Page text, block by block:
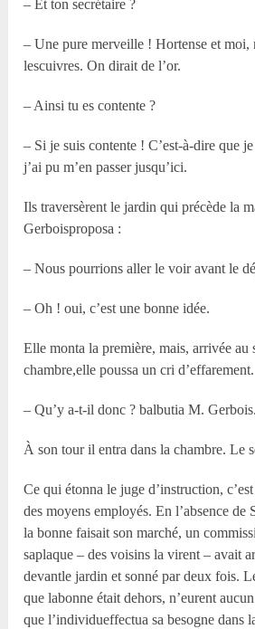
– Et ton secrétaire ?
– Une pure merveille ! Hortense et moi,
lescuivres. On dirait de l’or.
– Ainsi tu es contente ?
– Si je suis contente ! C’est-à-dire que
j’ai pu m’en passer jusqu’ici.
Ils traversèrent le jardin qui précède la
Gerboisproposa :
– Nous pourrions aller le voir avant le
– Oh ! oui, c’est une bonne idée.
Elle monta la première, mais, arrivée au
chambre,elle poussa un cri d’effarement.
– Qu’y a-t-il donc ? balbutia M. Gerbois.
À son tour il entra dans la chambre. Le
Ce qui étonna le juge d’instruction,
des moyens employés. En l’absence de
la bonne faisait son marché, un
saplaque – des voisins la virent – avait
devantle jardin et sonné par deux fois.
que labonne était dehors, n’eurent
que l’individueffectua sa besogne dans